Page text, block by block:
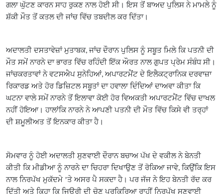
ਗਲਾ ਘੁੱਟਣ ਕਾਰਨ ਸਾਹ ਰੁਕਣ ਨਾਲ ਹੋਈ ਸੀ। ਇਸ ਤੋਂ ਬਾਅਦ ਪੁਲਿਸ ਨੇ ਮਾਮਲੇ ਨੂੰ
ਸ਼ੱਕੀ ਮੌਤ ਤੋਂ ਕਤਲ ਦੀ ਜਾਂਚ ਵਿੱਚ ਤਬਦੀਲ ਕਰ ਦਿੱਤਾ।
ਅਦਾਲਤੀ ਦਸਤਾਵੇਜ਼ਾਂ ਮੁਤਾਬਕ, ਜਾਂਚ ਦੌਰਾਨ ਪੁਲਿਸ ਨੂੰ ਸਬੂਤ ਮਿਲੇ ਕਿ ਪਤਨੀ ਦੀ
ਮੌਤ ਸਮੇਂ ਨਾਰਨੇ ਦਾ ਭਾਰਤ ਵਿੱਚ ਰਹਿੰਦੀ ਇੱਕ ਔਰਤ ਨਾਲ ਗੁਪਤ ਪ੍ਰੇਮ ਸੰਬੰਧ ਸੀ।
ਜਾਂਚਕਰਤਾਵਾਂ ਨੇ ਵਟਸਐਪ ਸੁਨੇਹਿਆਂ, ਅਪਾਰਟਮੈਂਟ ਦੇ ਇਲੈਕਟ੍ਰਾਨਿਕ ਦਰਵਾਜ਼ਾ
ਰਿਕਾਰਡ ਅਤੇ ਹੋਰ ਡਿਜ਼ਿਟਲ ਸਬੂਤਾਂ ਦਾ ਹਵਾਲਾ ਦਿੰਦਿਆਂ ਦਾਅਵਾ ਕੀਤਾ ਕਿ
ਘਟਨਾ ਵਾਲੇ ਸਮੇਂ ਨਾਰਨੇ ਤੋਂ ਇਲਾਵਾ ਕੋਈ ਹੋਰ ਵਿਅਕਤੀ ਅਪਾਰਟਮੈਂਟ ਵਿੱਚ ਦਾਖਲ
ਨਹੀਂ ਹੋਇਆ। ਹਾਲਾਂਕਿ ਨਾਰਨੇ ਨੇ ਆਪਣੀ ਪਤਨੀ ਦੀ ਮੌਤ ਵਿੱਚ ਕਿਸੇ ਵੀ ਤਰ੍ਹਾਂ
ਦੀ ਸ਼ਮੂਲੀਅਤ ਤੋਂ ਇਨਕਾਰ ਕੀਤਾ ਹੈ।
ਸੋਮਵਾਰ ਨੂੰ ਹੋਈ ਅਦਾਲਤੀ ਸੁਣਵਾਈ ਦੌਰਾਨ ਬਚਾਅ ਪੱਖ ਦੇ ਵਕੀਲ ਨੇ ਬੇਨਤੀ
ਕੀਤੀ ਕਿ ਮੀਡੀਆ ਨੂੰ ਨਾਰਨੇ ਦਾ ਚਿਹਰਾ ਦਿਖਾਉਣ ਤੋਂ ਰੋਕਿਆ ਜਾਵੇ, ਕਿਉਂਕਿ ਇਸ
ਨਾਲ ਨਿਰਪੱਖ ਮੁਕੱਦਮੇ ’ਤੇ ਅਸਰ ਪੈ ਸਕਦਾ ਹੈ। ਪਰ ਜੱਜ ਨੇ ਇਹ ਬੇਨਤੀ ਰੱਦ ਕਰ
ਦਿੱਤੀ ਅਤੇ ਕਿਹਾ ਕਿ ਜਿਊਰੀ ਦੀ ਚੋਣ ਪ੍ਰਕਿਰਿਆ ਰਾਹੀਂ ਨਿਰਪੱਖ ਸੁਣਵਾਈ